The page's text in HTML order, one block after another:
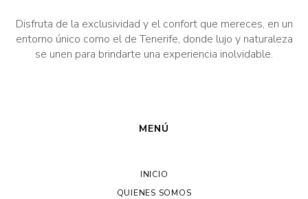
Disfruta de la exclusividad y el confort que mereces, en un
entorno único como el de Tenerife, donde lujo y naturaleza
se unen para brindarte una experiencia inolvidable.
MENÚ
INICIO
QUIENES SOMOS